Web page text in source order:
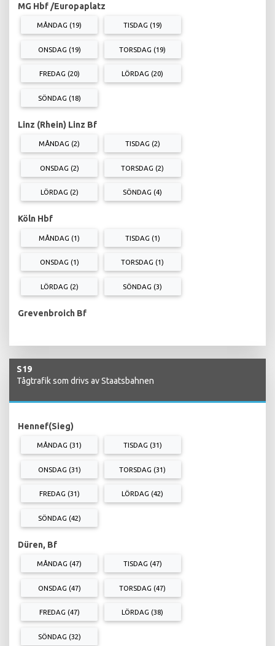
MG Hbf /Europaplatz
MÅNDAG (19) TISDAG (19)
ONSDAG (19) TORSDAG (19)
FREDAG (20) LÖRDAG (20)
SÖNDAG (18)
Linz (Rhein) Linz Bf
MÅNDAG (2) TISDAG (2)
ONSDAG (2) TORSDAG (2)
LÖRDAG (2) SÖNDAG (4)
Köln Hbf
MÅNDAG (1) TISDAG (1)
ONSDAG (1) TORSDAG (1)
LÖRDAG (2) SÖNDAG (3)
Grevenbroich Bf
S19
Tågtrafik som drivs av Staatsbahnen
Hennef(Sieg)
MÅNDAG (31) TISDAG (31)
ONSDAG (31) TORSDAG (31)
FREDAG (31) LÖRDAG (42)
SÖNDAG (42)
Düren, Bf
MÅNDAG (47) TISDAG (47)
ONSDAG (47) TORSDAG (47)
FREDAG (47) LÖRDAG (38)
SÖNDAG (32)